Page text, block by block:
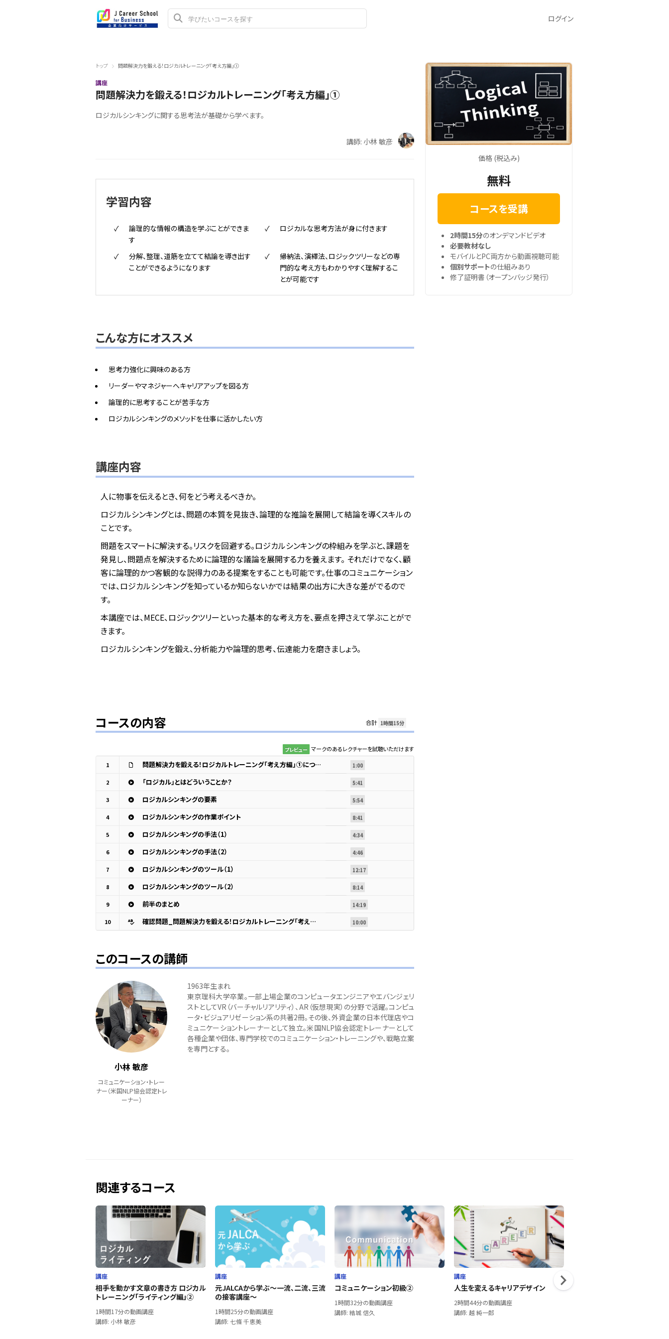
ログイン
トップ 問題解決力を鍛える！ロジカルトレーニング「考え方編」①
講座
問題解決力を鍛える！ロジカルトレーニング「考え方編」①
ロジカルシンキングに関する思考法が基礎から学べます。
講師: 小林 敏彦
学習内容
論理的な情報の構造を学ぶことができま
す
ロジカルな思考方法が身に付きます
分解、整理、道筋を立てて結論を導き出す
ことができるようになります
帰納法、演繹法、ロジックツリーなどの専
門的な考え方もわかりやすく理解するこ
とが可能です
こんな方にオススメ
思考力強化に興味のある方
リーダーやマネジャーへキャリアアップを図る方
論理的に思考することが苦手な方
ロジカルシンキングのメソッドを仕事に活かしたい方
講座内容
人に物事を伝えるとき、何をどう考えるべきか。
ロジカルシンキングとは、問題の本質を見抜き、論理的な推論を展開して結論を導くスキルの
ことです。
問題をスマートに解決する。リスクを回避する。ロジカルシンキングの枠組みを学ぶと、課題を
発見し、問題点を解決するために論理的な議論を展開する力を養えます。 それだけでなく、顧
客に論理的かつ客観的な説得力のある提案をすることも可能です。仕事のコミュニケーション
では、ロジカルシンキングを知っているか知らないかでは結果の出方に大きな差がでるので
す。
本講座では、MECE、ロジックツリーといった基本的な考え方を、要点を押さえて学ぶことがで
きます。
ロジカルシンキングを鍛え、分析能力や論理的思考、伝達能力を磨きましょう。
コースの内容 合計 1時間15分
プレビュー マークのあるレクチャーを試聴いただけます
1
問題解決力を鍛える！ロジカルトレーニング「考え方編」①について 1:00
2 「ロジカル」とはどういうことか？ 5:41
3 ロジカルシンキングの要素 5:54
4 ロジカルシンキングの作業ポイント 8:41
5 ロジカルシンキングの手法（1） 4:34
6 ロジカルシンキングの手法（2） 4:46
7 ロジカルシンキングのツール（1） 12:17
8 ロジカルシンキングのツール（2） 8:14
9 前半のまとめ 14:19
10 確認問題_問題解決力を鍛える！ロジカルトレーニング「考え方編」① 10:00
このコースの講師
小林 敏彦
コミュニケーション・トレー
ナー（米国NLP協会認定トレ
ーナー）
1963年生まれ
東京理科大学卒業。一部上場企業のコンピュータエンジニアやエバンジェリ
ストとしてVR（バーチャルリアリティ）、AR（仮想現実）の分野で活躍。コンピュ
ータ・ビジュアリゼーション系の共著2冊。その後、外資企業の日本代理店やコ
ミュニケーショントレーナーとして独立。米国NLP協会認定トレーナーとして
各種企業や団体、専門学校でのコミュニケーション・トレーニングや、戦略立案
を専門とする。
価格 (税込み)
無料
コースを受講
2時間15分のオンデマンドビデオ
必要教材なし
モバイルとPC両方から動画視聴可能
個別サポートの仕組みあり
修了証明書（オープンバッジ発行）
関連するコース
講座
相手を動かす文章の書き方 ロジカル
トレーニング「ライティング編」②
1時間17分の動画講座
講師: 小林 敏彦
講座
元JALCAから学ぶ～一流、二流、三流
の接客講座～
1時間25分の動画講座
講師: 七條 千恵美
講座
コミュニケーション初級②
1時間32分の動画講座
講師: 結城 信久
講座
人生を変えるキャリアデザイン
2時間44分の動画講座
講師: 越 純一郎